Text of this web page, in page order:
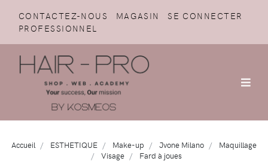
CONTACTEZ-NOUS MAGASIN
SE CONNECTER
PROFESSIONNEL
Accueil ESTHETIQUE Make-up Jvone Milano
Maquillage
Visage
Fard à joues